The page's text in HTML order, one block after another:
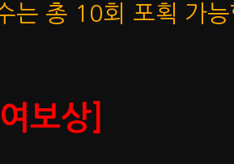
는 총 10회 포획 가
보상]